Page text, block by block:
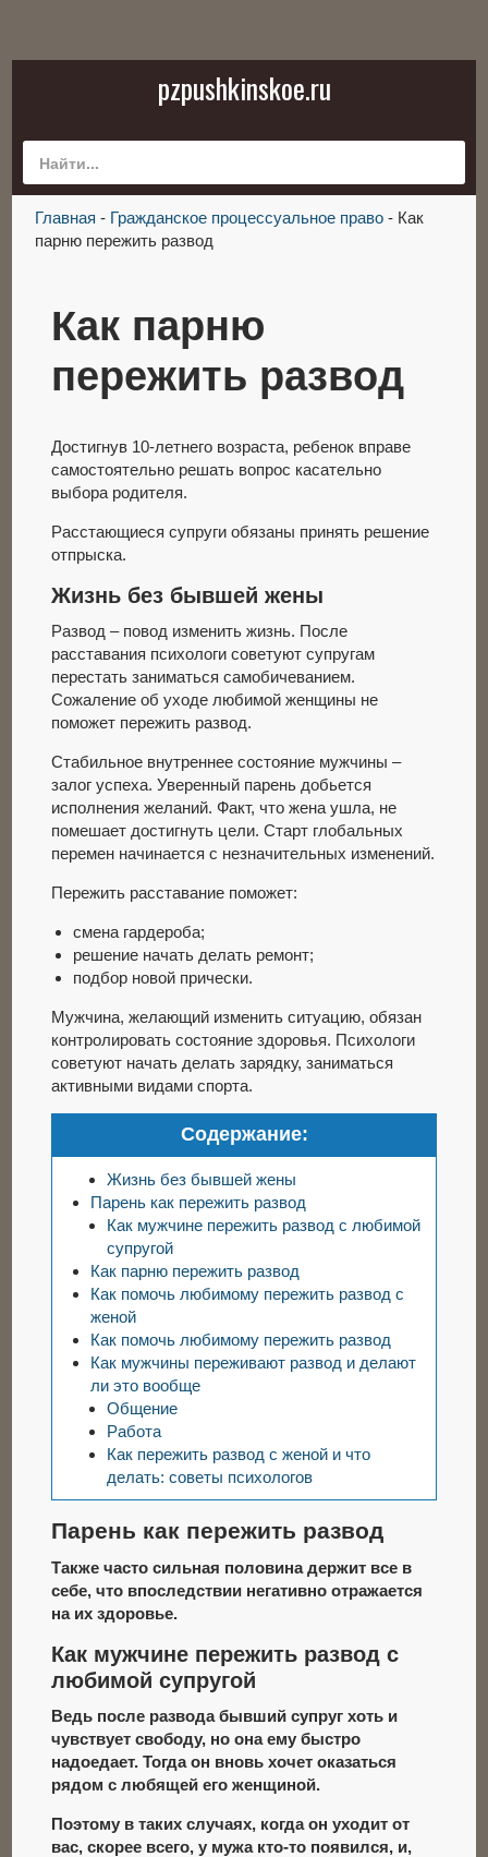
pzpushkinskoe.ru
Главная - Гражданское процессуальное право- Как
парню пережить развод
Как парню
пережить развод
Достигнув 10-летнего возраста, ребенок вправе
самостоятельно решать вопрос касательно
выбора родителя.
Расстающиеся супруги обязаны принять решение
отпрыска.
Жизнь без бывшей жены
Развод – повод изменить жизнь. После
расставания психологи советуют супругам
перестать заниматься самобичеванием.
Сожаление об уходе любимой женщины не
поможет пережить развод.
Стабильное внутреннее состояние мужчины –
залог успеха. Уверенный парень добьется
исполнения желаний. Факт, что жена ушла, не
помешает достигнуть цели. Старт глобальных
перемен начинается с незначительных изменений.
Пережить расставание поможет:
смена гардероба;
решение начать делать ремонт;
подбор новой прически.
Мужчина, желающий изменить ситуацию, обязан
контролировать состояние здоровья. Психологи
советуют начать делать зарядку, заниматься
активными видами спорта.
Содержание:
Жизнь без бывшей жены
Парень как пережить развод
Как мужчине пережить развод c любимой
супругой
Как парню пережить развод
Как помочь любимому пережить развод с
женой
Как помочь любимому пережить развод
Как мужчины переживают развод и делают
ли это вообще
Общение
Работа
Как пережить развод с женой и что
делать: советы психологов
Парень как пережить развод
Также часто сильная половина держит все в
себе, что впоследствии негативно отражается
на их здоровье.
Как мужчине пережить развод c
любимой супругой
Ведь после развода бывший супруг хоть и
чувствует свободу, но она ему быстро
надоедает. Тогда он вновь хочет оказаться
рядом с любящей его женщиной.
Поэтому в таких случаях, когда он уходит от
вас, скорее всего, у мужа кто-то появился, и,